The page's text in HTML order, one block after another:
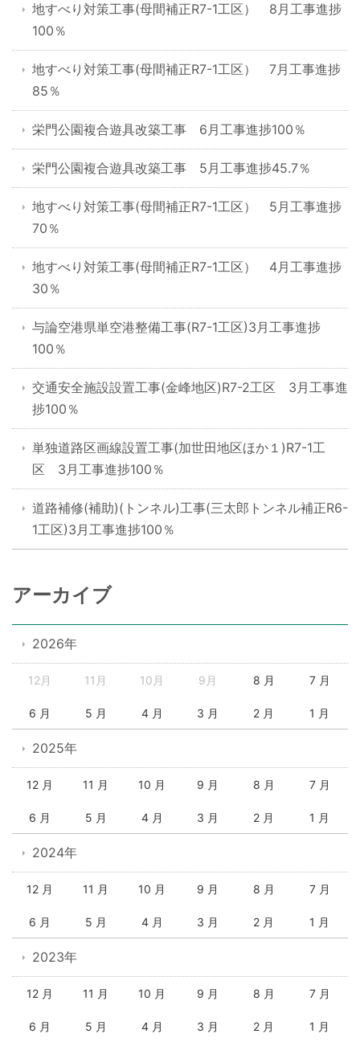
地すべり対策工事(母間補正R7-1工区） 8月工事進捗
100％
地すべり対策工事(母間補正R7-1工区） 7月工事進捗
85％
栄門公園複合遊具改築工事 6月工事進捗100％
栄門公園複合遊具改築工事 5月工事進捗45.7％
地すべり対策工事(母間補正R7-1工区） 5月工事進捗
70％
地すべり対策工事(母間補正R7-1工区） 4月工事進捗
30％
与論空港県単空港整備工事(R7-1工区)3月工事進捗
100％
交通安全施設設置工事(金峰地区)R7-2工区 3月工事進
捗100％
単独道路区画線設置工事(加世田地区ほか１)R7-1工
区 3月工事進捗100％
道路補修(補助)(トンネル)工事(三太郎トンネル補正R6-
1工区)3月工事進捗100％
アーカイブ
2026年
12月 11月 10月 9月 8 月 7 月
6 月 5 月 4 月 3 月 2 月 1 月
2025年
12 月 11 月 10 月 9 月 8 月 7 月
6 月 5 月 4 月 3 月 2 月 1 月
2024年
12 月 11 月 10 月 9 月 8 月 7 月
6 月 5 月 4 月 3 月 2 月 1 月
2023年
12 月 11 月 10 月 9 月 8 月 7 月
6 月 5 月 4 月 3 月 2 月 1 月